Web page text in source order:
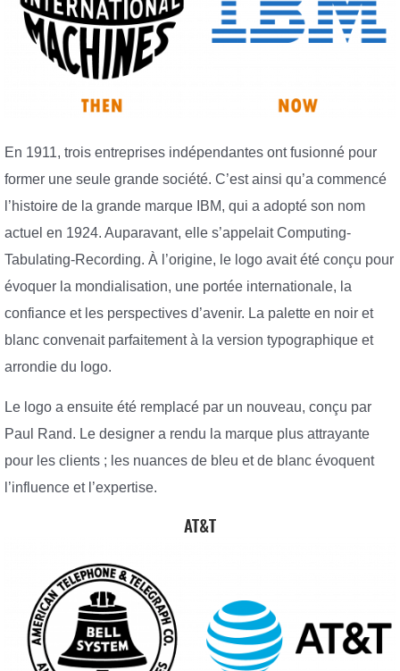
En 1911, trois entreprises indépendantes ont fusionné pour
former une seule grande société. C’est ainsi qu’a commencé
l’histoire de la grande marque IBM, qui a adopté son nom
actuel en 1924. Auparavant, elle s’appelait Computing-
Tabulating-Recording. À l’origine, le logo avait été conçu pour
évoquer la mondialisation, une portée internationale, la
confiance et les perspectives d’avenir. La palette en noir et
blanc convenait parfaitement à la version typographique et
arrondie du logo.
Le logo a ensuite été remplacé par un nouveau, conçu par
Paul Rand. Le designer a rendu la marque plus attrayante
pour les clients ; les nuances de bleu et de blanc évoquent
l’influence et l’expertise.
AT&T